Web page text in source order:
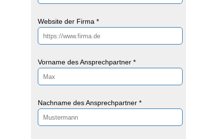
Website der Firma *
Vorname des Ansprechpartner *
Nachname des Ansprechpartner *